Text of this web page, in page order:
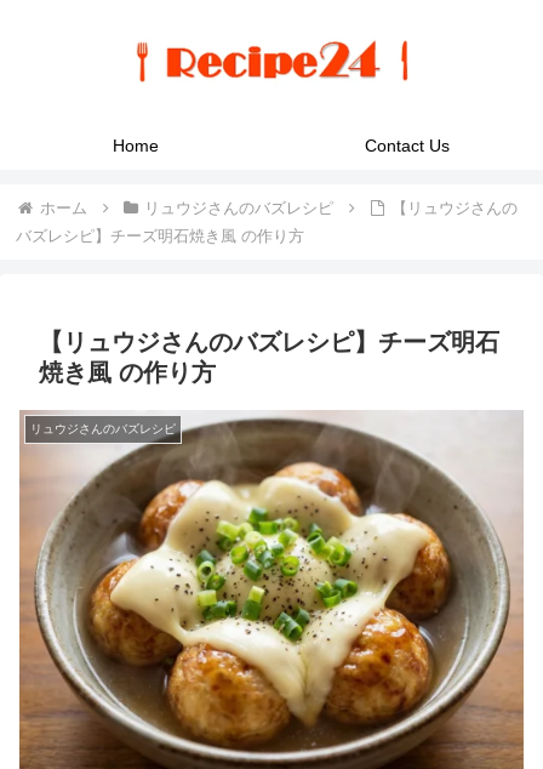
Home Contact Us
ホーム リュウジさんのバズレシピ
【リュウジさんの
バズレシピ】チーズ明石焼き風 の作り方
【リュウジさんのバズレシピ】チーズ明石
焼き風 の作り方
リュウジさんのバズレシピ